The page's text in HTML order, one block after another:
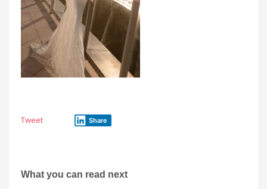
Tweet Share
What you can read next